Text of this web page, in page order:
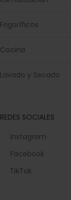
Frigoríficos
Cocina
Lavado y Secado
REDES SOCIALES
Instagram
Facebook
TikTok